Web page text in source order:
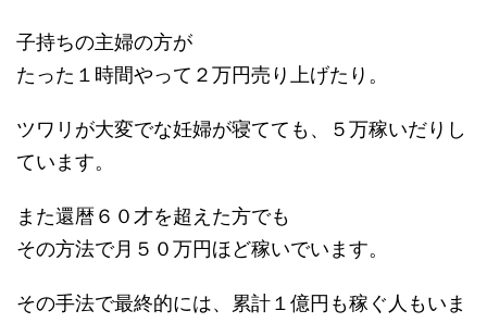
子持ちの主婦の方が
たった１時間やって２万円売り上げたり。
ツワリが大変でな妊婦が寝てても、５万稼いだりし
ています。
また還暦６０才を超えた方でも
その方法で月５０万円ほど稼いでいます。
その手法で最終的には、累計１億円も稼ぐ人もいま